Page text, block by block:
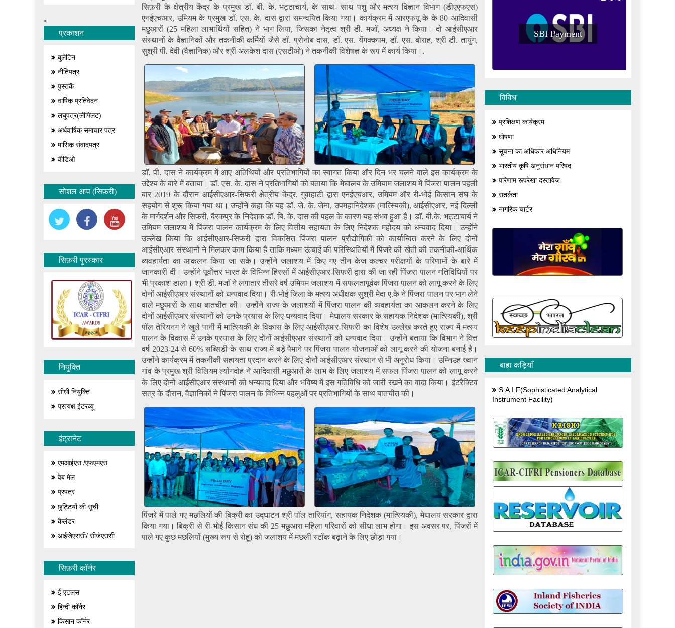
<
प्रकाशन
बुलेटिन
नीतिपत्र
पुस्तकें
वार्षिक प्रतिवेदन
लघुपत्र(लीफ्लिट)
अर्धवार्षिक समाचार पत्र
मासिक संवादपत्र
वीडिओ
सोशल अप्प (सिफ़री)
सिफ़री पुरस्कार
नियुक्ति
सीधी नियुक्ति
प्रत्यक्ष इंटरव्यू
इंट्रानेट
एमआईएस /एफएमएस
वेब मेल
प्रपत्र
छुट्टियों की सूची
कैलंडर
आईजेएससी/ सीजेएससी
सिफ़री कॉर्नर
ई एटलस
हिन्दी कॉर्नर
किसान कॉर्नर
सिफ़री के क्षेत्रीय केंद्र के प्रमुख डॉ. बी. के. भट्टाचार्य, के साथ- साथ पशु और मत्स्य विज्ञान विभाग (डीएएफएस)
एनईएचआर, उमियम के प्रमुख डॉ. एस. के. दास द्वारा समन्वयित किया गया। कार्यक्रम में आरएफयू के के 80 आदिवासी
मछुआरों (25 महिला लाभार्थियों सहित) ने भाग लिया, जिसका नेतृत्व श्री डी. मजॉ, अध्यक्ष ने किया। दो आईसीएआर
संस्थानों के वैज्ञानिकों और तकनीकी कर्मियों जैसे डॉ. प्रोनोब दास, डॉ. एस. येंगक्कपम, डॉ. एस. बोराह, श्री टी. तायुंग,
सुश्री पी. देवी (वैज्ञानिक) और श्री अलकेश दास (एसटीओ) ने तकनीकी विशेषज्ञ के रूप में कार्य किया।.
डॉ. पी. दास ने कार्यक्रम में आए अतिथियों और प्रतिभागियों का स्वागत किया और दिन भर चलने वाले इस कार्यक्रम के
उद्देश्य के बारे में बताया। डॉ. एस. के. दास ने प्रतिभागियों को बताया कि मेघालय के उमियाम जलाशय में पिंजरा पालन पहली
बार 2019 के दौरान आईसीएआर-सिफरी क्षेत्रीय केंद्र, गुवाहाटी द्वारा एनईएचआर, उमियम और री-भोई किसान संघ के
सहयोग से शुरू किया गया था। उन्होंने कहा कि यह डॉ. जे. के. जेना, उपमहानिदेशक (मात्स्यिकी), आईसीएआर, नई दिल्ली
के मार्गदर्शन और सिफरी, बैरकपुर के निदेशक डॉ. बि. के. दास की पहल के कारण यह संभव हुआ है। डॉ. बी.के. भट्टाचार्य ने
उमियम जलाशय में पिंजरा पालन कार्यक्रम के लिए वित्तीय सहायता के लिए निदेशक महोदय को धन्यवाद दिया। उन्होंने
उल्लेख किया कि आईसीएआर-सिफरी द्वारा विकसित पिंजरा पालन प्रौद्योगिकी को कार्यान्वित करने के लिए दोनों
आईसीएआर संस्थानों ने मिलकर काम किया है ताकि मध्यम ऊंचाई की परिस्थितियों में पिंजरे की खेती की तकनीकी-आर्थिक
व्यवहार्यता का आकलन किया जा सके। उन्होंने जलाशय में किए गए तीन केज कल्चर परीक्षणों के परिणामों के बारे में
जानकारी दी। उन्होंने पूर्वोत्तर भारत के विभिन्न हिस्सों में आईसीएआर-सिफरी द्वारा की जा रही पिंजरा पालन गतिविधियों पर
भी प्रकाश डाला। श्री डी. मजॉ ने लगातार तीसरे वर्ष उमियम जलाशय में सफलतापूर्वक पिंजरा पालन को लागू करने के लिए
दोनों आईसीएआर संस्थानों को धन्यवाद दिया। री-भोई जिला के मत्स्य अधीक्षक सुश्री मेदा ए.के ने पिंजरा पालन पर भाग लेने
वाले मछुआरों के साथ बातचीत की। उन्होंने राज्य के जलाशयों में पिंजरा पालन की व्यवहार्यता का आकलन करने के लिए
दोनों आईसीएआर संस्थानों को उनके प्रयास के लिए धन्यवाद दिया। मेघालय सरकार के सहायक निदेशक (मात्स्यिकी), श्री
पॉल तेरियनग ने खुले पानी में मात्स्यिकी के विकास के लिए आईसीएआर-सिफरी का विशेष उल्लेख करते हुए राज्य में मत्स्य
पालन के विकास में उनके प्रयास के लिए दोनों आईसीएआर संस्थानों को धन्यवाद दिया। उन्होंने बताया कि विभाग ने वित्त
वर्ष 2023-24 से 60% सब्सिडी के साथ राज्य में बड़े पैमाने पर पिंजरा पालन योजनाओं को लागू करने की योजना बनाई है।
उन्होंने कार्यक्रम में तकनीकी सहायता प्रदान करने के लिए दोनों आईसीएआर संस्थान से भी अनुरोध किया। उम्निउह ख्वान
गांव के प्रमुख श्री विलियम ल्योंगदोह ने आदिवासी मछुआरों के लाभ के लिए जलाशय में सफल पिंजरा पालन को लागू करने
के लिए दोनों आईसीएआर संस्थानों को धन्यवाद दिया और भविष्य में इस गतिविधि को जारी रखने का वादा किया। इंटरैक्टिव
सत्र के दौरान, वैज्ञानिकों ने पिंजरा पालन के विभिन्न पहलुओं पर प्रतिभागियों के साथ बातचीत की।
पिंजरे में पाले गए मछलियों की बिक्री का उद्घाटन श्री पॉल तारियांग, सहायक निदेशक (मात्स्यिकी), मेघालय सरकार द्वारा
किया गया। बिक्री से री-भोई किसान संघ की 25 मछुआरा महिला परिवारों को सीधा लाभ होगा। इस अवसर पर, पिंजरों में
पाले गए कुछ मछलियों (मुख्य रूप से रोहू) को जलाशय में मछली स्टॉक बढ़ाने के लिए छोड़ा गया।
SBI Payment
विविध
प्रशिक्षण कार्यक्रम
घोषणा
सूचना का अधिकार अधिनियम
भारतीय कृषि अनुसंधान परिषद
परिणाम रूपरेखा दस्तावेज़
सतर्कता
नागरिक चार्टर
बाह्य कड़ियाँ
S.A.I.F(Sophisticated Analytical
Instrument Facility)